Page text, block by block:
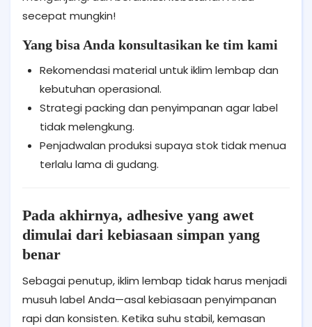
secepat mungkin!
Yang bisa Anda konsultasikan ke tim kami
Rekomendasi material untuk iklim lembap dan
kebutuhan operasional.
Strategi packing dan penyimpanan agar label
tidak melengkung.
Penjadwalan produksi supaya stok tidak menua
terlalu lama di gudang.
Pada akhirnya, adhesive yang awet
dimulai dari kebiasaan simpan yang
benar
Sebagai penutup, iklim lembap tidak harus menjadi
musuh label Anda—asal kebiasaan penyimpanan
rapi dan konsisten. Ketika suhu stabil, kemasan